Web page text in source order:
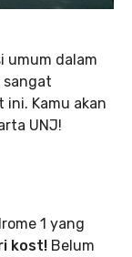
umum dalam
sangat
Kamu akan
UNJ!
1 yang
kost! Belum